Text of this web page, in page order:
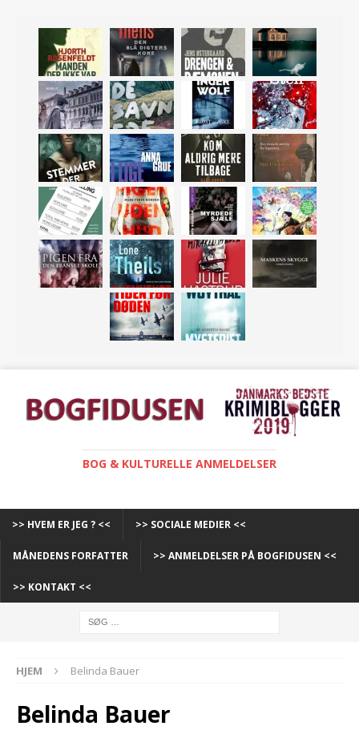
BOG & KULTURELLE ANMELDELSER
>> HVEM ER JEG ? << >> SOCIALE MEDIER <<
MÅNEDENS FORFATTER >> ANMELDELSER PÅ BOGFIDUSEN <<
>> KONTAKT <<
HJEM Belinda Bauer
Belinda Bauer